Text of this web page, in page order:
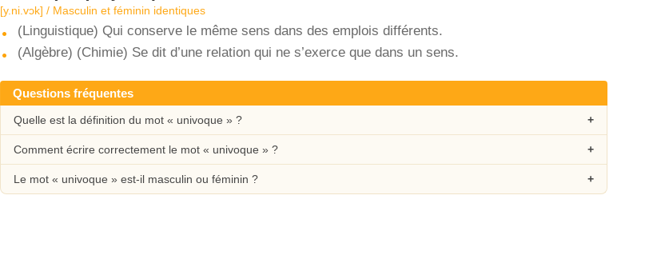
[y.ni.vɔk] / Masculin et féminin identiques
(Linguistique) Qui conserve le même sens dans des emplois différents.
(Algèbre) (Chimie) Se dit d’une relation qui ne s’exerce que dans un sens.
Questions fréquentes
Quelle est la définition du mot « univoque » ?
Comment écrire correctement le mot « univoque » ?
Le mot « univoque » est-il masculin ou féminin ?